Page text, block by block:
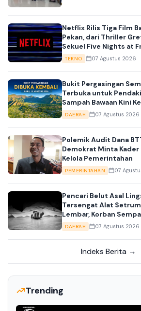
Netflix Rilis Tiga Film
Pekan, dari Thriller
Sekuel Five Nights at
TEKNO 07 Agustus 2026
Bukit Pergasingan
Terbuka untuk
Sampah Bawaan Kini
10.000
DAERAH 07 Agustus 2026
Polemik Audit Dana
Demokrat Minta Kader
Kelola Pemerintahan
PEMERINTAHAN 07
Pencari Belut Asal
Tersengat Alat
Lembar, Korban
Sejak Malam
DAERAH 07 Agustus 2026
Indeks Berita →
Trending